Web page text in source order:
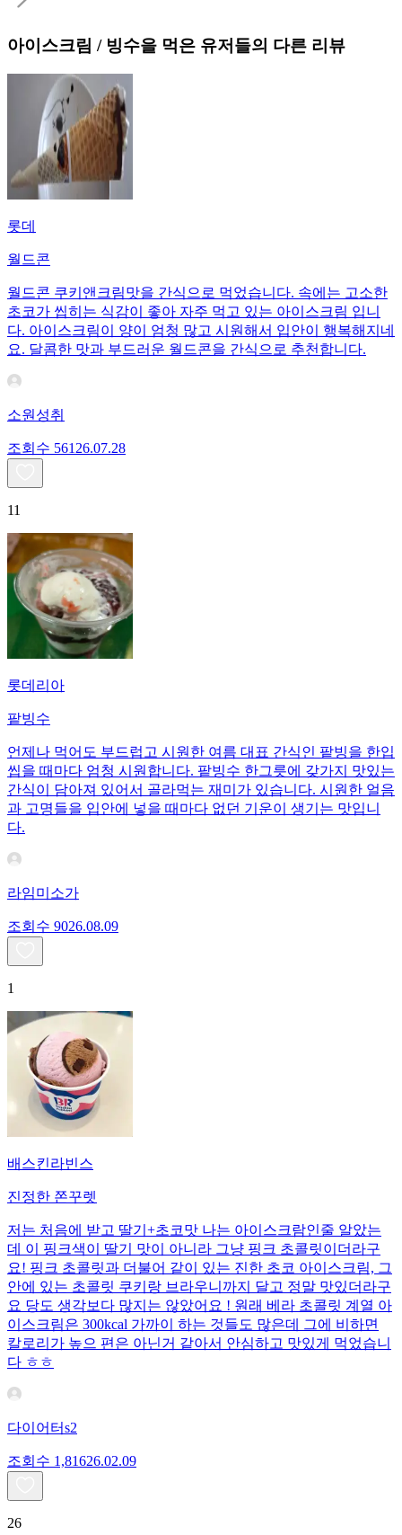
아이스크림 / 빙수을 먹은 유저들의 다른 리뷰
롯데
월드콘
월드콘 쿠키앤크림맛을 간식으로 먹었습니다. 속에는 고소한
초코가 씹히는 식감이 좋아 자주 먹고 있는 아이스크림 입니
다. 아이스크림이 양이 엄청 많고 시원해서 입안이 행복해지네
요. 달콤한 맛과 부드러운 월드콘을 간식으로 추천합니다.
소원성취
조회수 561 26.07.28
11
롯데리아
팥빙수
언제나 먹어도 부드럽고 시원한 여름 대표 간식인 팥빙을 한입
씹을 때마다 엄청 시원합니다. 팥빙수 한그릇에 갖가지 맛있는
간식이 담아져 있어서 골라먹는 재미가 있습니다. 시원한 얼음
과 고명들을 입안에 넣을 때마다 없던 기운이 생기는 맛입니
다.
라임미소가
조회수 9026.08.09
1
배스킨라빈스
진정한 쫀꾸렛
저는 처음에 받고 딸기+초코맛 나는 아이스크람인줄 알았는
데 이 핑크색이 딸기 맛이 아니라 그냥 핑크 초콜릿이더라구
요! 핑크 초콜릿과 더불어 같이 있는 진한 초코 아이스크림, 그
안에 있는 초콜릿 쿠키랑 브라우니까지 달고 정말 맛있더라구
요 당도 생각보다 많지는 않았어요 ! 원래 베라 초콜릿 계열 아
이스크림은 300kcal 가까이 하는 것들도 많은데 그에 비하면
칼로리가 높으 편은 아닌거 같아서 안심하고 맛있게 먹었습니
다 ㅎㅎ
다이어터s2
조회수 1,81626.02.09
26